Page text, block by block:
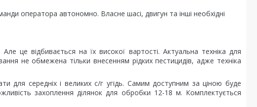
оператора автономно. Власне шасі, двигун та інші необхідні
це відбивається на їх високої вартості. Актуальна техніка для
не обмежена тільки внесенням рідких пестицидів, адже техніка
для середніх і великих с/г угідь. Самим доступним за ціною буде
захоплення ділянок для обробки 12-18 м. Комплектується